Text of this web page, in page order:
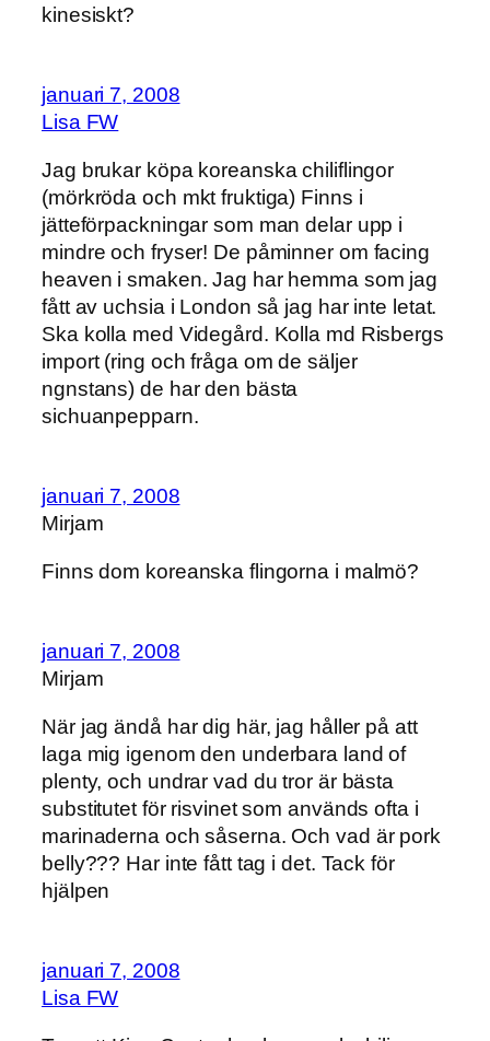
kinesiskt?
januari 7, 2008
Lisa FW
Jag brukar köpa koreanska chiliflingor
(mörkröda och mkt fruktiga) Finns i
jätteförpackningar som man delar upp i
mindre och fryser! De påminner om facing
heaven i smaken. Jag har hemma som jag
fått av uchsia i London så jag har inte letat.
Ska kolla med Videgård. Kolla md Risbergs
import (ring och fråga om de säljer
ngnstans) de har den bästa
sichuanpepparn.
januari 7, 2008
Mirjam
Finns dom koreanska flingorna i malmö?
januari 7, 2008
Mirjam
När jag ändå har dig här, jag håller på att
laga mig igenom den underbara land of
plenty, och undrar vad du tror är bästa
substitutet för risvinet som används ofta i
marinaderna och såserna. Och vad är pork
belly??? Har inte fått tag i det. Tack för
hjälpen
januari 7, 2008
Lisa FW